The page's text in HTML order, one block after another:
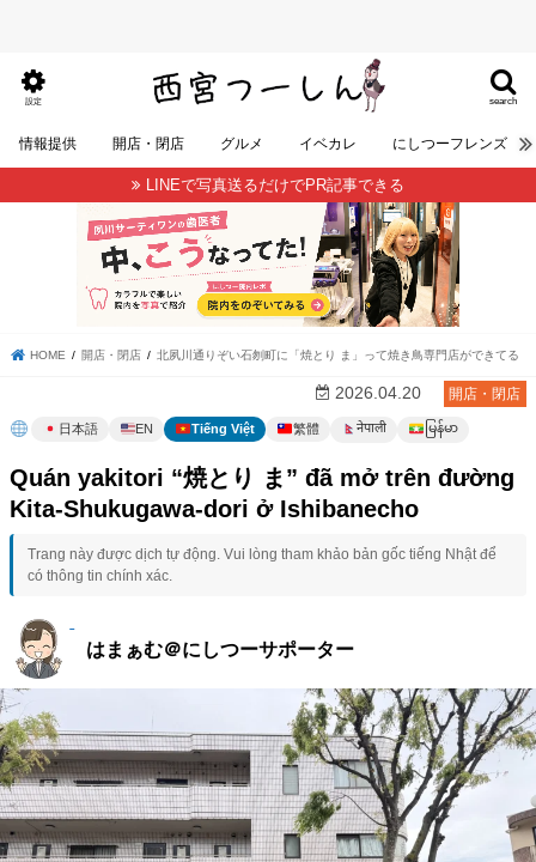
search
設定
情報提供 開店・閉店 グルメ イベカレ にしつーフレンズ
LINEで写真送るだけでPR記事できる
HOME 開店・閉店 北夙川通りぞい石刎町に「焼とり ま」って焼き鳥専門店ができてる
開店・閉店
2026.04.20
日本語 EN Tiếng Việt 繁體 नेपाली မြန်မာ
Quán yakitori “焼とり ま” đã mở trên đường
Kita-Shukugawa-dori ở Ishibanecho
Trang này được dịch tự động. Vui lòng tham khảo bản gốc tiếng Nhật để
có thông tin chính xác.
はまぁむ＠にしつーサポーター